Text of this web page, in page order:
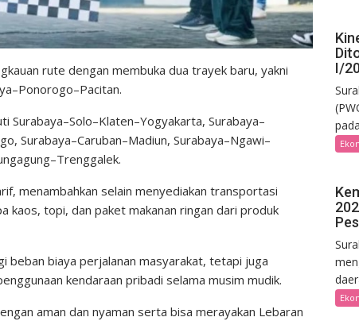
rute dengan membuka dua trayek baru, yakni
Surabaya–
Surabaya–Caruban–Madiun, Surabaya–Ngawi–
menambahkan selain menyediakan transportasi
kaos, topi, dan paket makanan ringan dari produk
beban biaya perjalanan masyarakat, tetapi juga
kendaraan pribadi selama musim mudik.
aman dan nyaman serta bisa merayakan Lebaran
I/